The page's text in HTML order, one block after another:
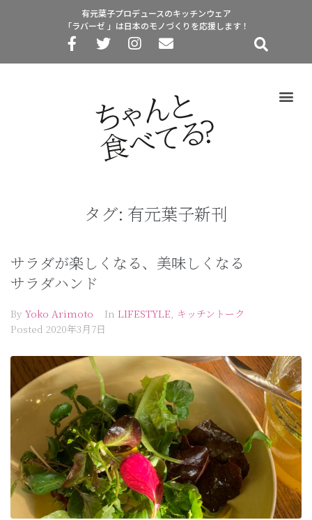
有元葉子プロデュースのキッチンウェア
「ラバーゼ 」は日本のモノづくりを応援します！
タグ: 有元葉子新刊
サラダが楽しくなる、美味しくなる
サラダハンド
By Yoko Arimoto In LIFESTYLE, キッチントーク
Posted 2020年3月7日